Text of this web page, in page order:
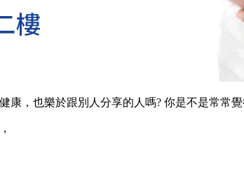
康，也樂於跟別人分享的人嗎? 你是不是常常